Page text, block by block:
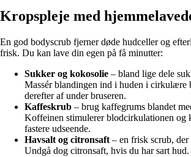
Kropspleje med
En god bodyscrub fjerner døde hudceller og
frisk. Du kan lave din egen på få minutter:
Sukker og kokosolie – bland lige dele
Massér blandingen ind i huden i cirkulære
derefter af under bruseren.
Kaffeskrub – brug kaffegrums blandet
Koffeinen stimulerer blodcirkulationen og
fastere udseende.
Havsalt og citronsaft – en frisk scrub,
Undgå dog citronsaft, hvis du har sart hud.